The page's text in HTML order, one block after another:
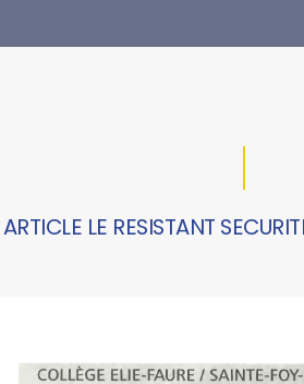
ARTICLE LE RESISTANT